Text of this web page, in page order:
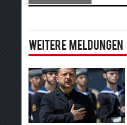
Weitere Meldungen